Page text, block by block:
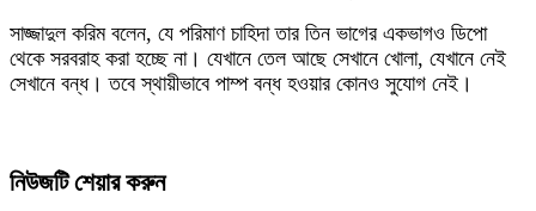
সাজ্জাদুল করিম বলেন, যে পরিমাণ চাহিদা তার তিন ভাগের একভাগও ডিপো
থেকে সরবরাহ করা হচ্ছে না। যেখানে তেল আছে সেখানে খোলা, যেখানে নেই
সেখানে বন্ধ। তবে স্থায়ীভাবে পাম্প বন্ধ হওয়ার কোনও সুযোগ নেই।
নিউজটি শেয়ার করুন